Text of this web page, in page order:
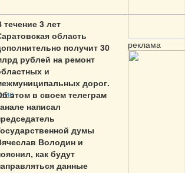
течение 3 лет
область
получит 30
рублей на ремонт
и
дорог.
этом в своем телеграм
написал
думы
Володин и
как будут
данные
реклама